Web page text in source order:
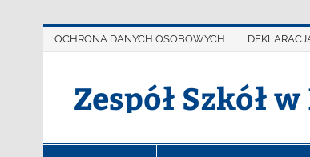
OCHRONA DANYCH OSOBOWYCH
Zespół Szkół